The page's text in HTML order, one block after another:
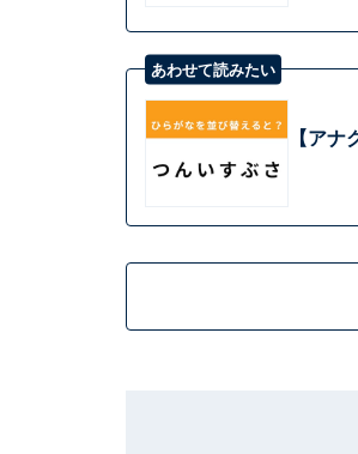
あわせて読みたい
【ア